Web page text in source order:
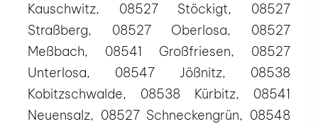
Kauschwitz, 08527 Stöckigt, 08527
Straßberg, 08527 Oberlosa, 08527
Meßbach, 08541 Großfriesen, 08527
Unterlosa, 08547 Jößnitz, 08538
Kobitzschwalde, 08538 Kürbitz, 08541
Neuensalz, 08527 Schneckengrün, 08548